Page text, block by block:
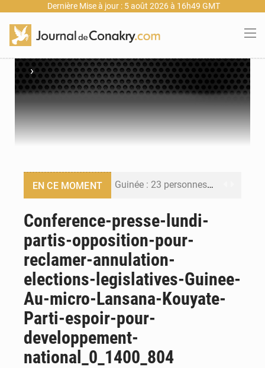
Dernière Mise à jour : 5 août 2026 à 16h49 GMT
›
EN CE MOMENT Guinée : 23 personnes interpellées après les affrontements entre Bankoumana et Djoma Balandou à Mandiana
Guinée : l’Assemblée nationale valide d’importants financements pour les mines, l’énergie et les infrastructures
Conference-presse-lundi-
partis-opposition-pour-
reclamer-annulation-
elections-legislatives-Guinee-
Au-micro-Lansana-Kouyate-
Parti-espoir-pour-
developpement-
national_0_1400_804